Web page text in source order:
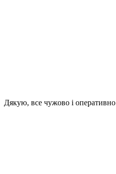
Дякую, все чужово і оперативно